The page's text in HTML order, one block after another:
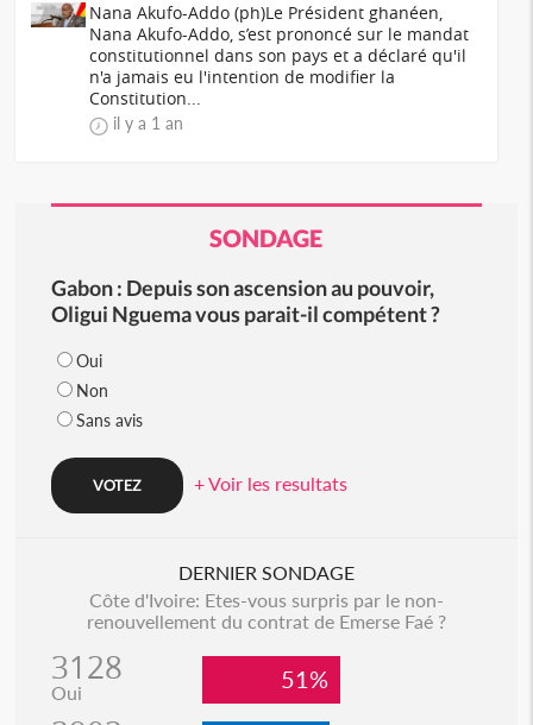
Nana Akufo-Addo (ph)Le Président ghanéen,
Nana Akufo-Addo, s’est prononcé sur le mandat
constitutionnel dans son pays et a déclaré qu'il
n'a jamais eu l'intention de modifier la
Constitution...
il y a 1 an
SONDAGE
Gabon : Depuis son ascension au pouvoir,
Oligui Nguema vous parait-il compétent ?
Oui
Non
Sans avis
+ Voir les resultats
DERNIER SONDAGE
Côte d'Ivoire: Etes-vous surpris par le non-
renouvellement du contrat de Emerse Faé ?
3128
Oui 51%